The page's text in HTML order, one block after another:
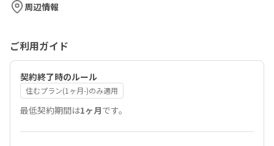
周辺情報
ご利用ガイド
契約終了時のルール
住むプラン(1ヶ月-)のみ適用
最低契約期間は1ヶ月です。